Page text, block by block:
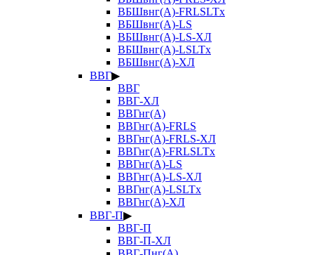
ВБШвнг(А)-FRLSLTx
ВБШвнг(А)-LS
ВБШвнг(А)-LS-ХЛ
ВБШвнг(А)-LSLTx
ВБШвнг(А)-ХЛ
ВВГ▶
ВВГ
ВВГ-ХЛ
ВВГнг(А)
ВВГнг(А)-FRLS
ВВГнг(А)-FRLS-ХЛ
ВВГнг(А)-FRLSLTx
ВВГнг(А)-LS
ВВГнг(А)-LS-ХЛ
ВВГнг(А)-LSLTx
ВВГнг(А)-ХЛ
ВВГ-П▶
ВВГ-П
ВВГ-П-ХЛ